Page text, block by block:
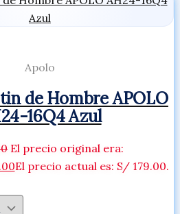
Apolo
de Hombre APOLO
16Q4 Azul
El precio original era:
El precio actual es: S/ 179.00.